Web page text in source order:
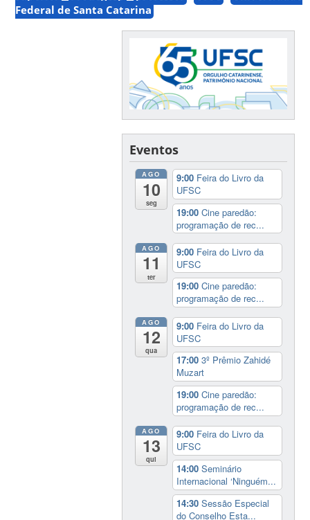
Federal de Santa Catarina
Eventos
AGO
10
seg
9:00 Feira do Livro da
UFSC
19:00Cine paredão:
programação de rec...
AGO
11
ter
9:00 Feira do Livro da
UFSC
19:00Cine paredão:
programação de rec...
AGO
12
qua
9:00 Feira do Livro da
UFSC
17:003º Prêmio Zahidé
Muzart
19:00Cine paredão:
programação de rec...
AGO
13
qui
9:00 Feira do Livro da
UFSC
14:00Seminário
Internacional ‘Ninguém...
14:30Sessão Especial
do Conselho Esta...